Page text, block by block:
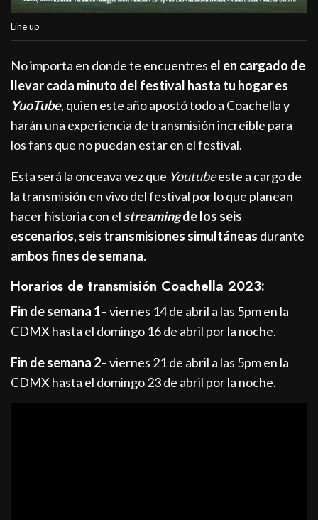
Line up
No importa en donde te encuentres el en cargado de
llevar cada minuto del festival hasta tu hogar es
YuoTube, quien este año apostó todo a Coachella y
harán una experiencia de transmisión increíble para
los fans que no puedan estar en el festival.
Esta será la onceava vez que Youtubeeste a cargo de
la transmisión en vivo del festival por lo que planean
hacer historia con el streamingde los seis
escenarios, seis transmisiones simultáneas durante
ambos fines de semana.
Horarios de transmisión Coachella 2023:
Fin de semana 1– viernes 14 de abril a las 5pm en la
CDMX hasta el domingo 16 de abril por la noche.
Fin de semana 2– viernes 21 de abril a las 5pm en la
CDMX hasta el domingo 23 de abril por la noche.